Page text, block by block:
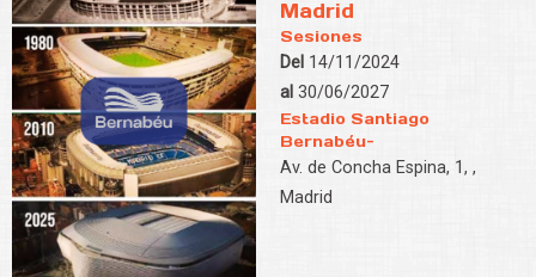
Madrid
Sesiones
Del 14/11/2024
al 30/06/2027
Estadio Santiago
Bernabéu-
Av. de Concha Espina, 1, ,
Madrid